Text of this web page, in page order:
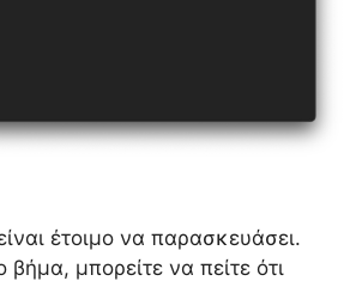
έτοιμο να παρασκευάσει.
μπορείτε να πείτε ότι